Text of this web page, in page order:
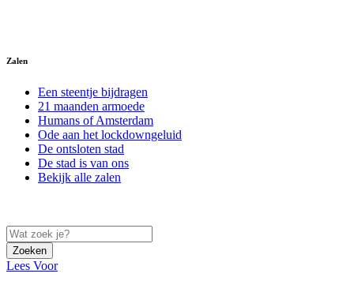
Zalen
Een steentje bijdragen
21 maanden armoede
Humans of Amsterdam
Ode aan het lockdowngeluid
De ontsloten stad
De stad is van ons
Bekijk alle zalen
Zoeken
Lees Voor